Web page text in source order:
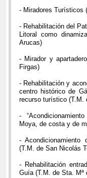
- Miradores Turísticos
- Rehabilitación del
Litoral como
Arucas)
- Mirador y
Firgas)
- Rehabilitación y
centro histórico de
recurso turístico (T.M.
-
Moya, de costa y de
-
(T.M. de San Nicolás
- Rehabilitación
Guía (T.M. de Sta. Mª